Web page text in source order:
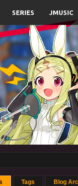
SERIES JMUSIC
Tags Blog